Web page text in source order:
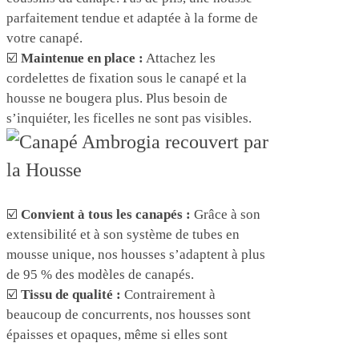
parfaitement tendue et adaptée à la forme de
votre canapé.
☑️ Maintenue en place : Attachez les
cordelettes de fixation sous le canapé et la
housse ne bougera plus. Plus besoin de
s’inquiéter, les ficelles ne sont pas visibles.
☑️ Convient à tous les canapés : Grâce à son
extensibilité et à son système de tubes en
mousse unique, nos housses s’adaptent à plus
de 95 % des modèles de canapés.
☑️ Tissu de qualité : Contrairement à
beaucoup de concurrents, nos housses sont
épaisses et opaques, même si elles sont